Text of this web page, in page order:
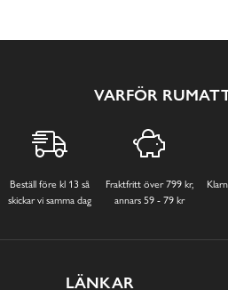
VARFÖR
Beställ före kl 13 så
skickar vi samma dag
Fraktfritt över 799 kr,
annars 59 - 79 kr
LÄNKAR